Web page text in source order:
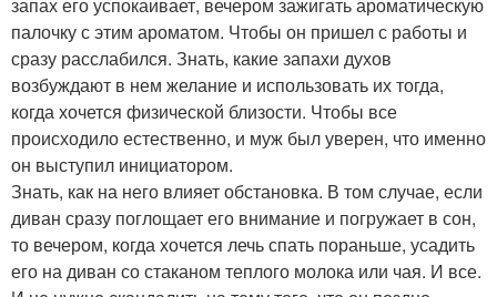
запах его успокаивает, вечером зажигать ароматическую
палочку с этим ароматом. Чтобы он пришел с работы и
сразу расслабился. Знать, какие запахи духов
возбуждают в нем желание и использовать их тогда,
когда хочется физической близости. Чтобы все
происходило естественно, и муж был уверен, что именно
он выступил инициатором.
Знать, как на него влияет обстановка. В том случае, если
диван сразу поглощает его внимание и погружает в сон,
то вечером, когда хочется лечь спать пораньше, усадить
его на диван со стаканом теплого молока или чая. И все.